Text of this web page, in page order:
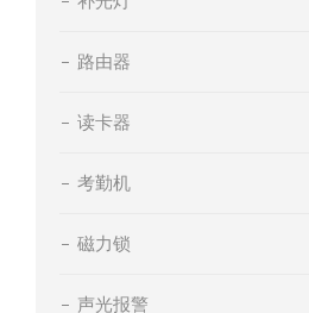
路由器
读卡器
考勤机
磁力锁
声光报警